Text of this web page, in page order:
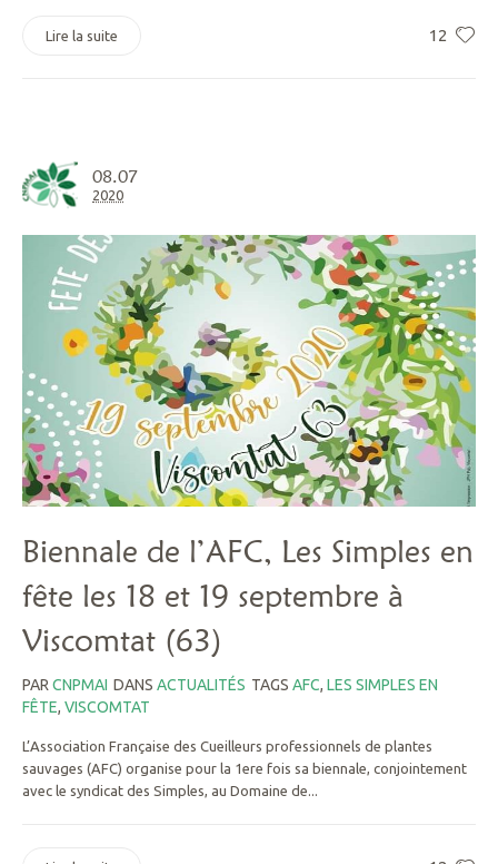
12
Lire la suite
08.07
2020
Biennale de l’AFC, Les Simples en
fête les 18 et 19 septembre à
Viscomtat (63)
PARCNPMAI DANS ACTUALITÉS TAGS AFC, LES SIMPLES EN
FÊTE, VISCOMTAT
L’Association Française des Cueilleurs professionnels de plantes
sauvages (AFC) organise pour la 1ere fois sa biennale, conjointement
avec le syndicat des Simples, au Domaine de...